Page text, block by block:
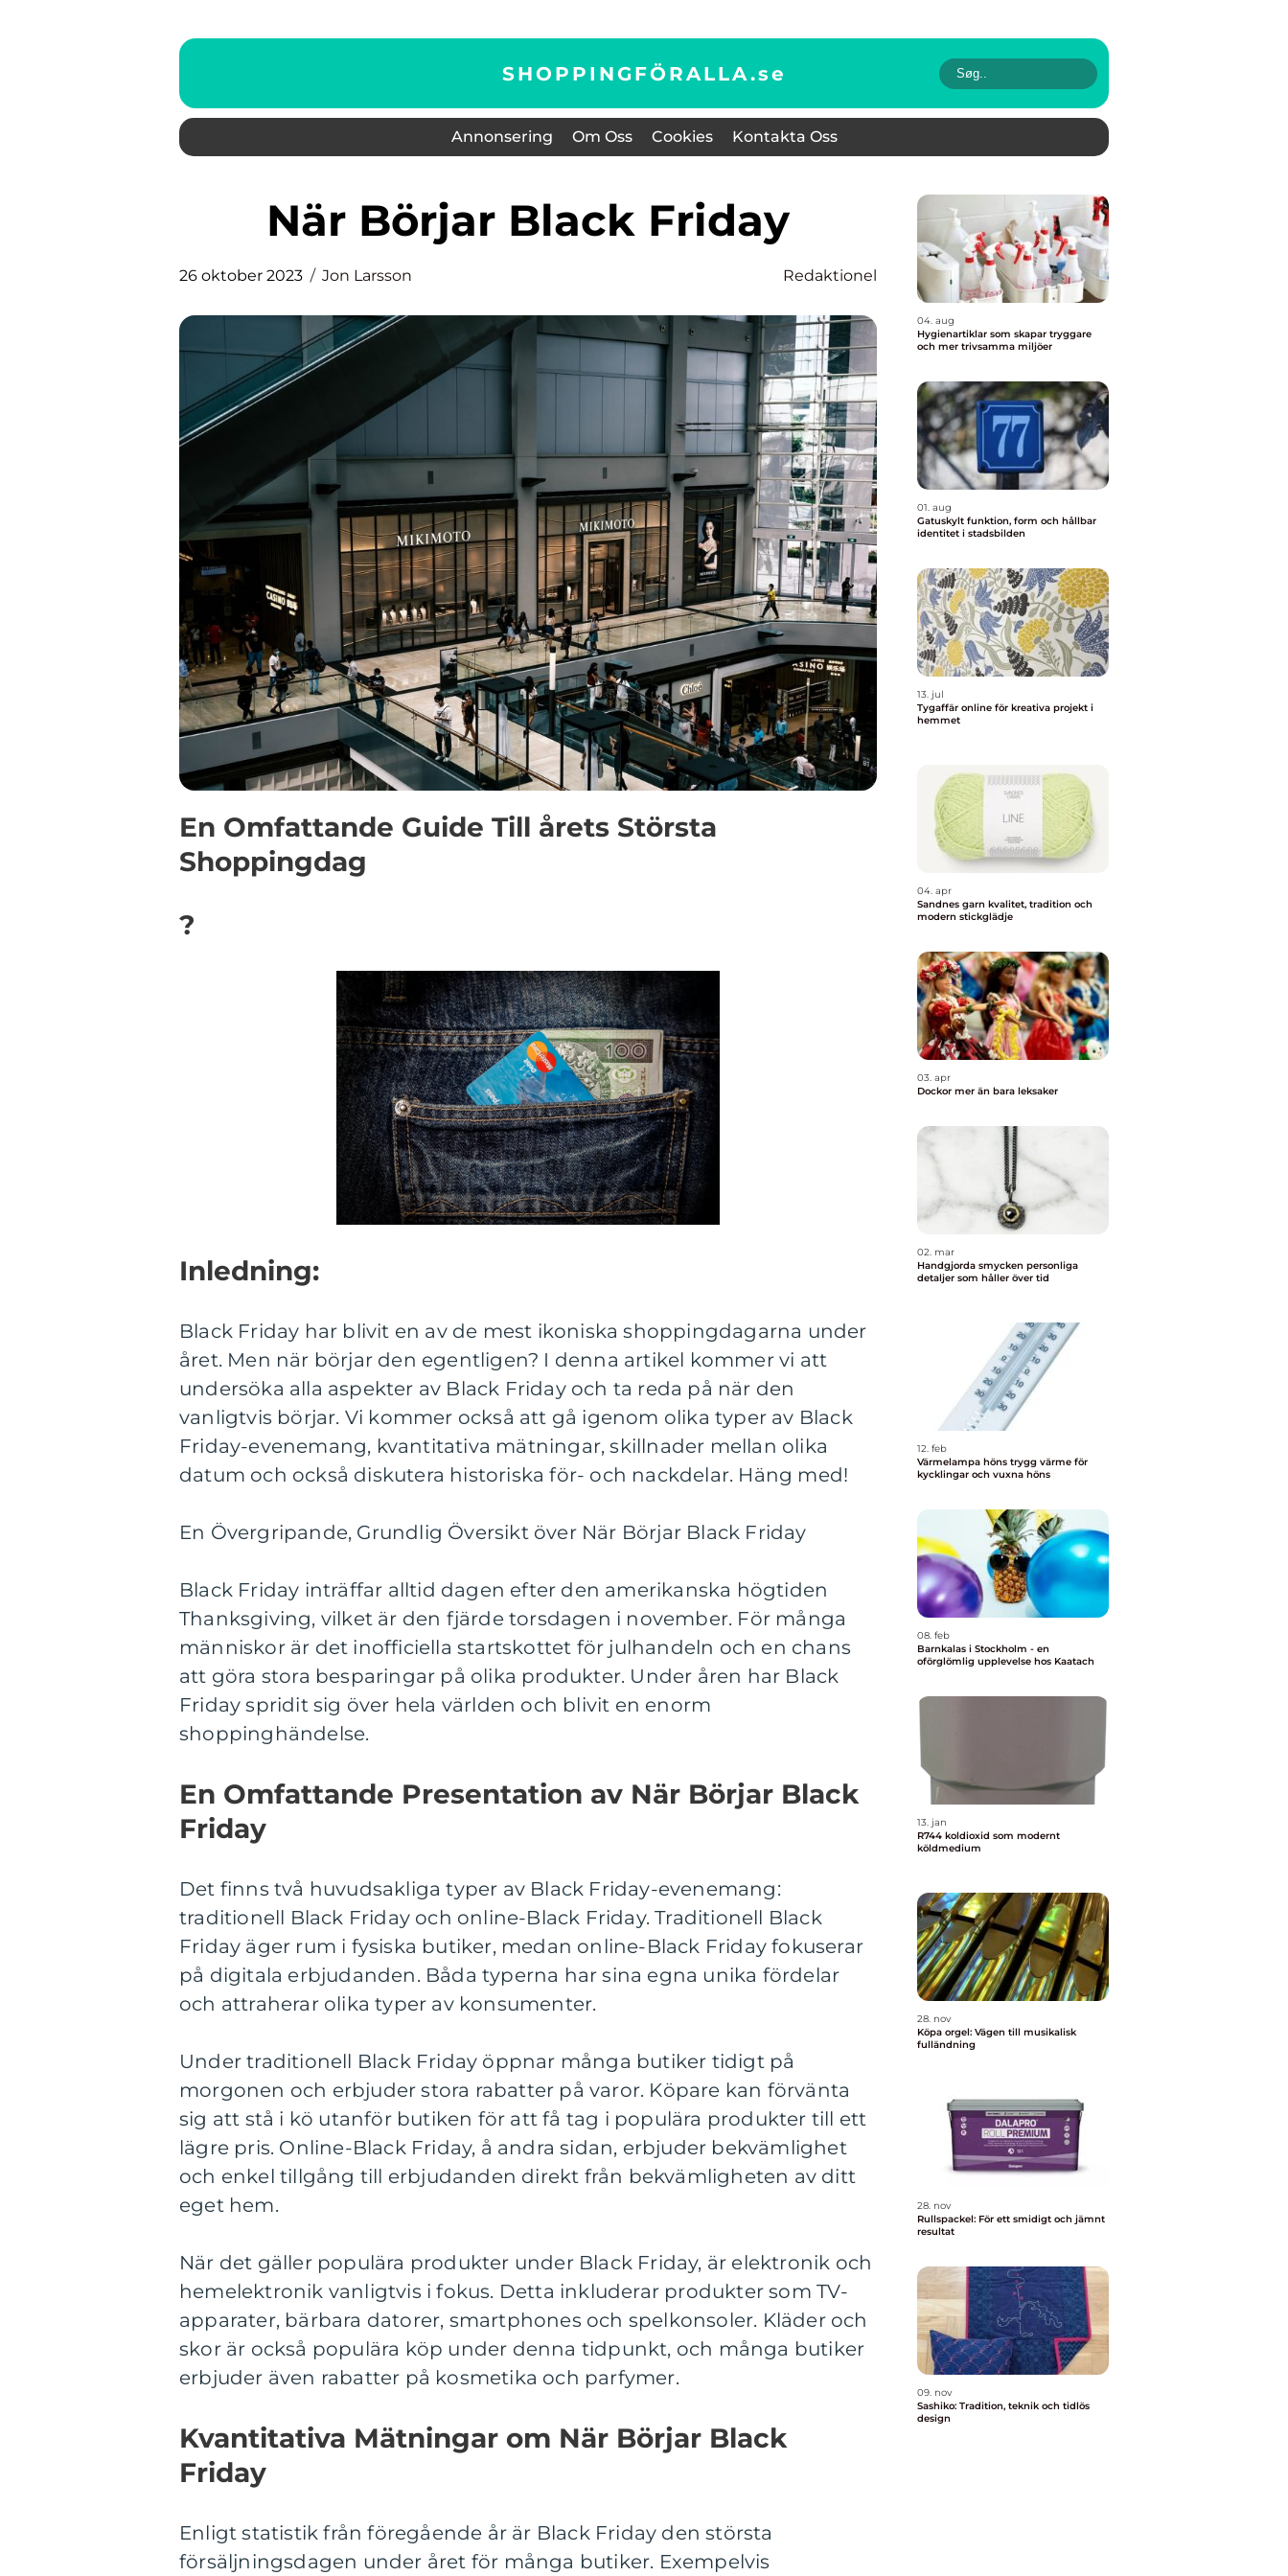
SHOPPINGFÖRALLA.se
Annonsering Om Oss Cookies Kontakta Oss
När Börjar Black Friday
26 oktober 2023 Jon Larsson Redaktionel
En Omfattande Guide Till årets Största
Shoppingdag
?
Inledning:
Black Friday har blivit en av de mest ikoniska shoppingdagarna under
året. Men när börjar den egentligen? I denna artikel kommer vi att
undersöka alla aspekter av Black Friday och ta reda på när den
vanligtvis börjar. Vi kommer också att gå igenom olika typer av Black
Friday-evenemang, kvantitativa mätningar, skillnader mellan olika
datum och också diskutera historiska för- och nackdelar. Häng med!
En Övergripande, Grundlig Översikt över När Börjar Black Friday
Black Friday inträffar alltid dagen efter den amerikanska högtiden
Thanksgiving, vilket är den fjärde torsdagen i november. För många
människor är det inofficiella startskottet för julhandeln och en chans
att göra stora besparingar på olika produkter. Under åren har Black
Friday spridit sig över hela världen och blivit en enorm
shoppinghändelse.
En Omfattande Presentation av När Börjar Black
Friday
Det finns två huvudsakliga typer av Black Friday-evenemang:
traditionell Black Friday och online-Black Friday. Traditionell Black
Friday äger rum i fysiska butiker, medan online-Black Friday fokuserar
på digitala erbjudanden. Båda typerna har sina egna unika fördelar
och attraherar olika typer av konsumenter.
Under traditionell Black Friday öppnar många butiker tidigt på
morgonen och erbjuder stora rabatter på varor. Köpare kan förvänta
sig att stå i kö utanför butiken för att få tag i populära produkter till ett
lägre pris. Online-Black Friday, å andra sidan, erbjuder bekvämlighet
och enkel tillgång till erbjudanden direkt från bekvämligheten av ditt
eget hem.
När det gäller populära produkter under Black Friday, är elektronik och
hemelektronik vanligtvis i fokus. Detta inkluderar produkter som TV-
apparater, bärbara datorer, smartphones och spelkonsoler. Kläder och
skor är också populära köp under denna tidpunkt, och många butiker
erbjuder även rabatter på kosmetika och parfymer.
Kvantitativa Mätningar om När Börjar Black
Friday
Enligt statistik från föregående år är Black Friday den största
försäljningsdagen under året för många butiker. Exempelvis
04. aug
Hygienartiklar som skapar tryggare
och mer trivsamma miljöer
01. aug
Gatuskylt funktion, form och hållbar
identitet i stadsbilden
13. jul
Tygaffär online för kreativa projekt i
hemmet
04. apr
Sandnes garn kvalitet, tradition och
modern stickglädje
03. apr
Dockor mer än bara leksaker
02. mar
Handgjorda smycken personliga
detaljer som håller över tid
12. feb
Värmelampa höns trygg värme för
kycklingar och vuxna höns
08. feb
Barnkalas i Stockholm - en
oförglömlig upplevelse hos Kaatach
13. jan
R744 koldioxid som modernt
köldmedium
28. nov
Köpa orgel: Vägen till musikalisk
fulländning
28. nov
Rullspackel: För ett smidigt och jämnt
resultat
09. nov
Sashiko: Tradition, teknik och tidlös
design